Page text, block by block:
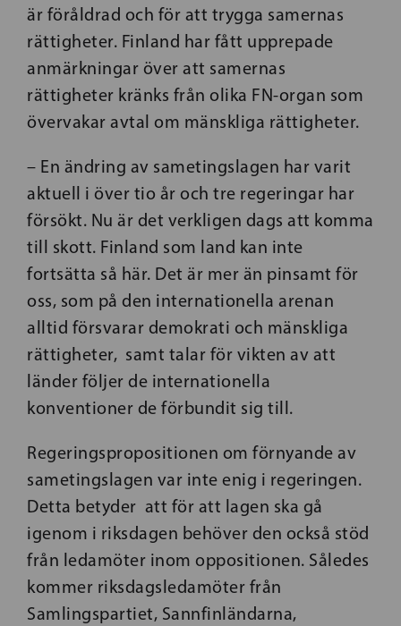
är föråldrad och för att trygga samernas
rättigheter. Finland har fått upprepade
anmärkningar över att samernas
rättigheter kränks från olika FN-organ som
övervakar avtal om mänskliga rättigheter.
– En ändring av sametingslagen har varit
aktuell i över tio år och tre regeringar har
försökt. Nu är det verkligen dags att komma
till skott. Finland som land kan inte
fortsätta så här. Det är mer än pinsamt för
oss, som på den internationella arenan
alltid försvarar demokrati och mänskliga
rättigheter, samt talar för vikten av att
länder följer de internationella
konventioner de förbundit sig till.
Regeringspropositionen om förnyande av
sametingslagen var inte enig i regeringen.
Detta betyder att för att lagen ska gå
igenom i riksdagen behöver den också stöd
från ledamöter inom oppositionen. Således
kommer riksdagsledamöter från
Samlingspartiet, Sannfinländarna,